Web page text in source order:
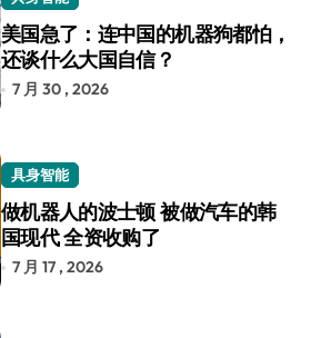
美国急了：连中国的机器狗都怕，
还谈什么大国自信？
7 月 30 , 2026
具身智能
做机器人的波士顿 被做汽车的韩
国现代 全资收购了
7 月 17 , 2026